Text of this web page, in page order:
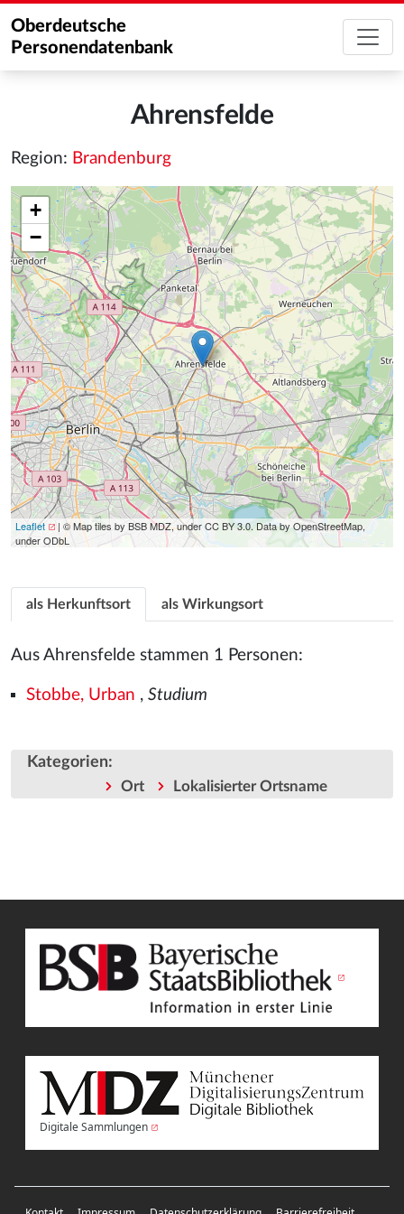
Oberdeutsche
Personendatenbank
Ahrensfelde
Region: Brandenburg
+
−
Leaflet
| © Map tiles by BSB MDZ, under CC BY 3.0. Data by OpenStreetMap,
under ODbL
als Herkunftsort als Wirkungsort
Aus Ahrensfelde stammen 1 Personen:
Stobbe, Urban , Studium
Kategorien:
Ort Lokalisierter Ortsname
Digitale Sammlungen